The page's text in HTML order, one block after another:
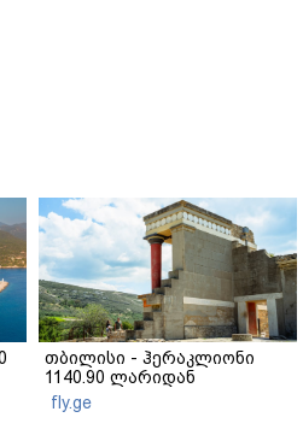
თბილისი - ჰერაკლიონი
1140.90 ლარიდან
fly.ge